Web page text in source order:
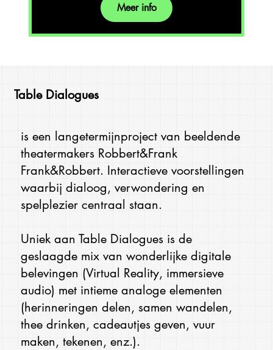
Meer info
is een langetermijnproject van beeldende
theatermakers Robbert&Frank
Frank&Robbert. Interactieve voorstellingen
waarbij dialoog, verwondering en
spelplezier centraal staan.
Uniek aan Table Dialogues is de
geslaagde mix van wonderlijke digitale
belevingen (Virtual Reality, immersieve
audio) met intieme analoge elementen
(herinneringen delen, samen wandelen,
thee drinken, cadeautjes geven, vuur
maken, tekenen, enz.).
Table Dialogues